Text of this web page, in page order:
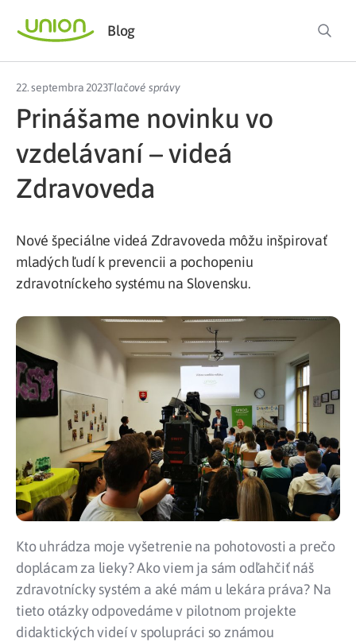
Blog
22. septembra 2023Tlačové správy
Prinášame novinku vo
vzdelávaní – videá
Zdravoveda
Nové špeciálne videá Zdravoveda môžu inšpirovať
mladých ľudí k prevencii a pochopeniu
zdravotníckeho systému na Slovensku.
Kto uhrádza moje vyšetrenie na pohotovosti a prečo
doplácam za lieky? Ako viem ja sám odľahčiť náš
zdravotnícky systém a aké mám u lekára práva? Na
tieto otázky odpovedáme v pilotnom projekte
didaktických videí v spolupráci so známou